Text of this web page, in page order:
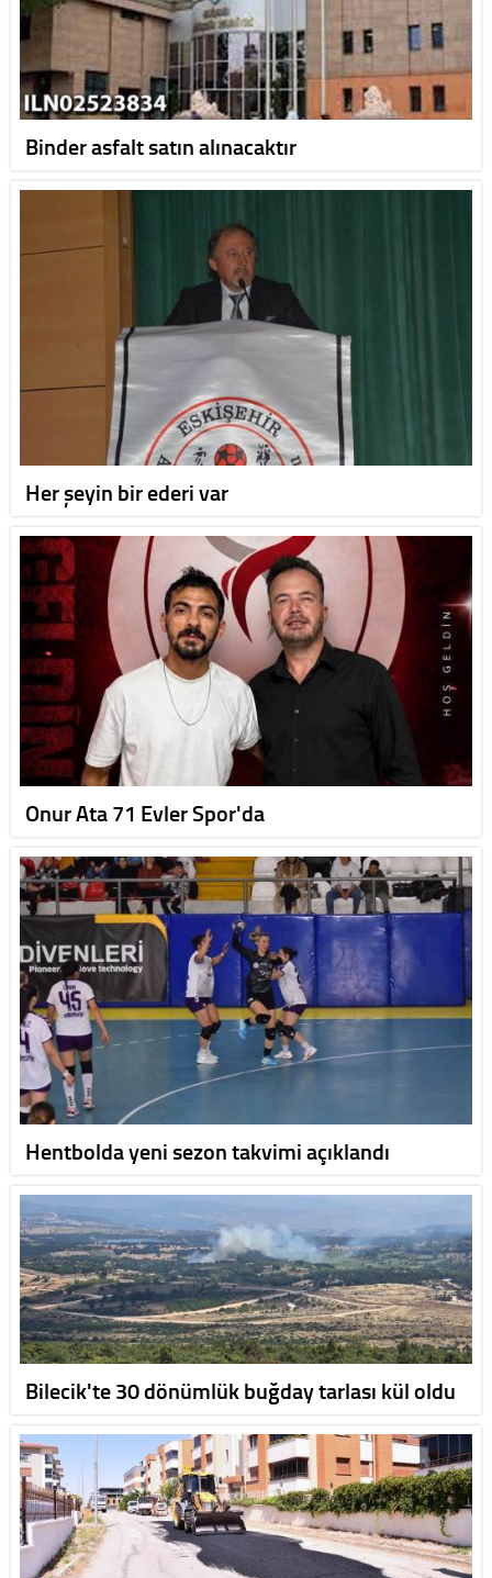
Binder asfalt satın alınacaktır
Her şeyin bir ederi var
Onur Ata 71 Evler Spor'da
Hentbolda yeni sezon takvimi açıklandı
Bilecik'te 30 dönümlük buğday tarlası kül oldu